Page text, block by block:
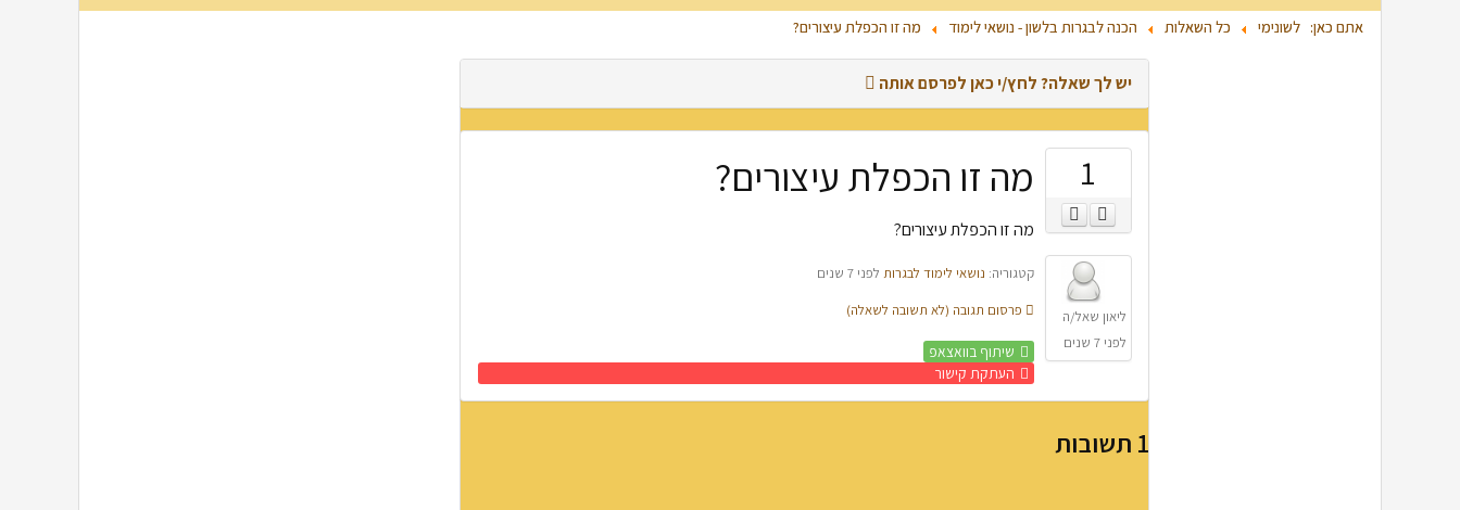
אתם כאן: לשונימי כל השאלות הכנה לבגרות בלשון - נושאי לימוד מה זו הכפלת עיצורים?
יש לך שאלה? לחץ/י כאן לפרסם אותה
פרסום שאלה חדשה
1
ליאון שאל/ה
לפני 7 שנים
מה זו הכפלת עיצורים?
מה זו הכפלת עיצורים?
קטגוריה: נושאי לימוד לבגרות לפני 7 שנים
פרסום תגובה (לא תשובה לשאלה)
שיתוף בוואצאפ
העתקת קישור
1 תשובות